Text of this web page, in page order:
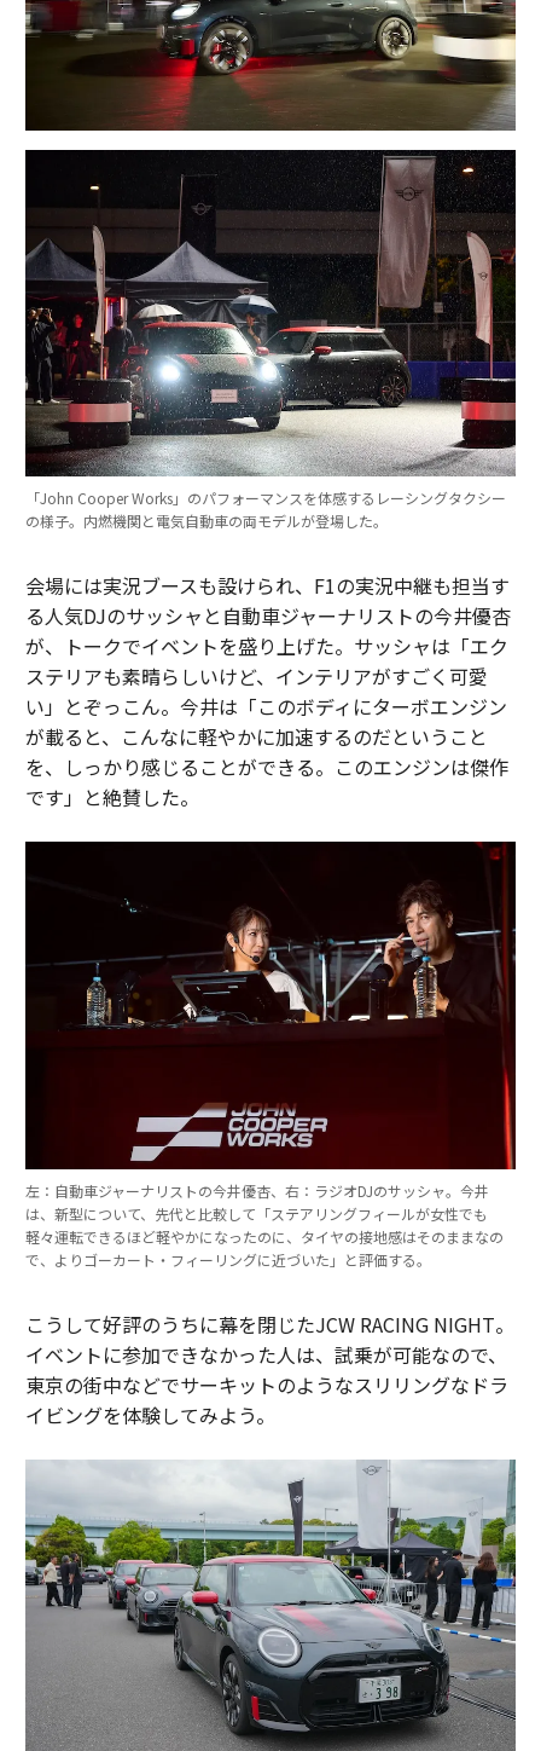
「John Cooper Works」のパフォーマンスを体感するレーシングタクシー
の様子。内燃機関と電気自動車の両モデルが登場した。
会場には実況ブースも設けられ、F1の実況中継も担当す
る人気DJのサッシャと自動車ジャーナリストの今井優杏
が、トークでイベントを盛り上げた。サッシャは「エク
ステリアも素晴らしいけど、インテリアがすごく可愛
い」とぞっこん。今井は「このボディにターボエンジン
が載ると、こんなに軽やかに加速するのだということ
を、しっかり感じることができる。このエンジンは傑作
です」と絶賛した。
左：自動車ジャーナリストの今井優杏、右：ラジオDJのサッシャ。今井
は、新型について、先代と比較して「ステアリングフィールが女性でも
軽々運転できるほど軽やかになったのに、タイヤの接地感はそのままなの
で、よりゴーカート・フィーリングに近づいた」と評価する。
こうして好評のうちに幕を閉じたJCW RACING NIGHT。
イベントに参加できなかった人は、試乗が可能なので、
東京の街中などでサーキットのようなスリリングなドラ
イビングを体験してみよう。